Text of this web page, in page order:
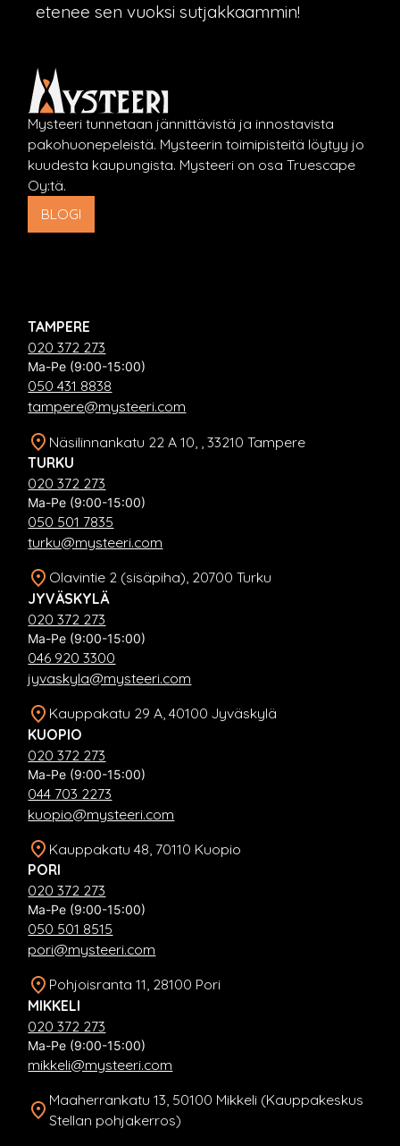
etenee sen vuoksi sutjakkaammin!
Mysteeri tunnetaan jännittävistä ja innostavista
pakohuonepeleistä. Mysteerin toimipisteitä löytyy jo
kuudesta kaupungista. Mysteeri on osa Truescape
Oy:tä.
BLOGI
TAMPERE
020 372 273
Ma-Pe (9:00-15:00)
050 431 8838
tampere@mysteeri.com
Näsilinnankatu 22 A 10, , 33210 Tampere
TURKU
020 372 273
Ma-Pe (9:00-15:00)
050 501 7835
turku@mysteeri.com
Olavintie 2 (sisäpiha), 20700 Turku
JYVÄSKYLÄ
020 372 273
Ma-Pe (9:00-15:00)
046 920 3300
jyvaskyla@mysteeri.com
Kauppakatu 29 A, 40100 Jyväskylä
KUOPIO
020 372 273
Ma-Pe (9:00-15:00)
044 703 2273
kuopio@mysteeri.com
Kauppakatu 48, 70110 Kuopio
PORI
020 372 273
Ma-Pe (9:00-15:00)
050 501 8515
pori@mysteeri.com
Pohjoisranta 11, 28100 Pori
MIKKELI
020 372 273
Ma-Pe (9:00-15:00)
mikkeli@mysteeri.com
Maaherrankatu 13, 50100 Mikkeli (Kauppakeskus
Stellan pohjakerros)